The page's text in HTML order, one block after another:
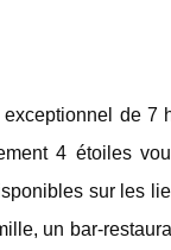
de 7
4 étoiles
sur les
un bar-